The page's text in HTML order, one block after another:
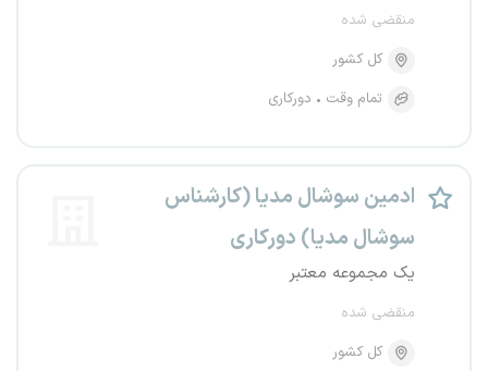
منقضی شده
کل کشور
تمام وقت
دورکاری
ادمین سوشال مدیا (کارشناس
سوشال مدیا) دورکاری
یک مجموعه معتبر
منقضی شده
کل کشور